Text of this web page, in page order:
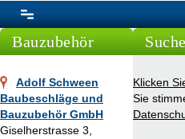
Bauzubehör
Adolf Schween
Baubeschläge und
Bauzubehör GmbH
Giselherstrasse 3,
Klicken
Sie